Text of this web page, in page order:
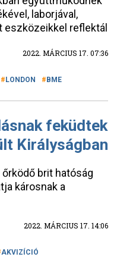
laborjával,
eszközeikkel reflektál
2022. MÁRCIUS 17. 07:36
LONDON BME
feküdtek
Királyságban
brit hatóság
károsnak a
2022. MÁRCIUS 17. 14:06
AKVIZÍCIÓ